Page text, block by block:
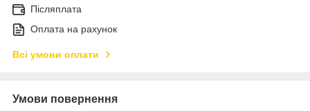
Післяплата
Оплата на рахунок
Всі умови оплати
Умови повернення